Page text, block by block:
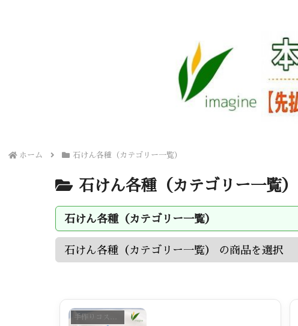
ホーム 石けん各種（カテゴリー一覧）
石けん各種（カテゴリー一覧）